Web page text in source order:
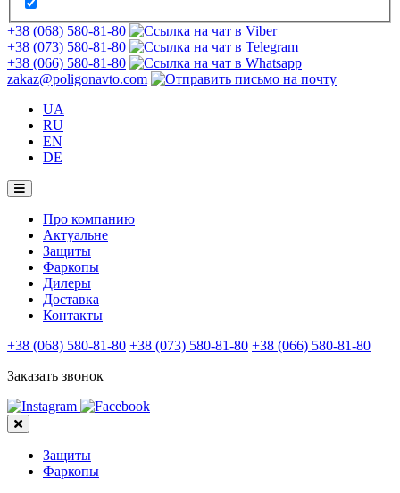
+38 (068) 580-81-80
+38 (073) 580-81-80
+38 (066) 580-81-80
zakaz@poligonavto.com
UA
RU
EN
DE
Про компанию
Актуальне
Защиты
Фаркопы
Дилеры
Доставка
Контакты
+38 (068) 580-81-80 +38 (073) 580-81-80 +38 (066) 580-81-80
Заказать звонок
Защиты
Фаркопы